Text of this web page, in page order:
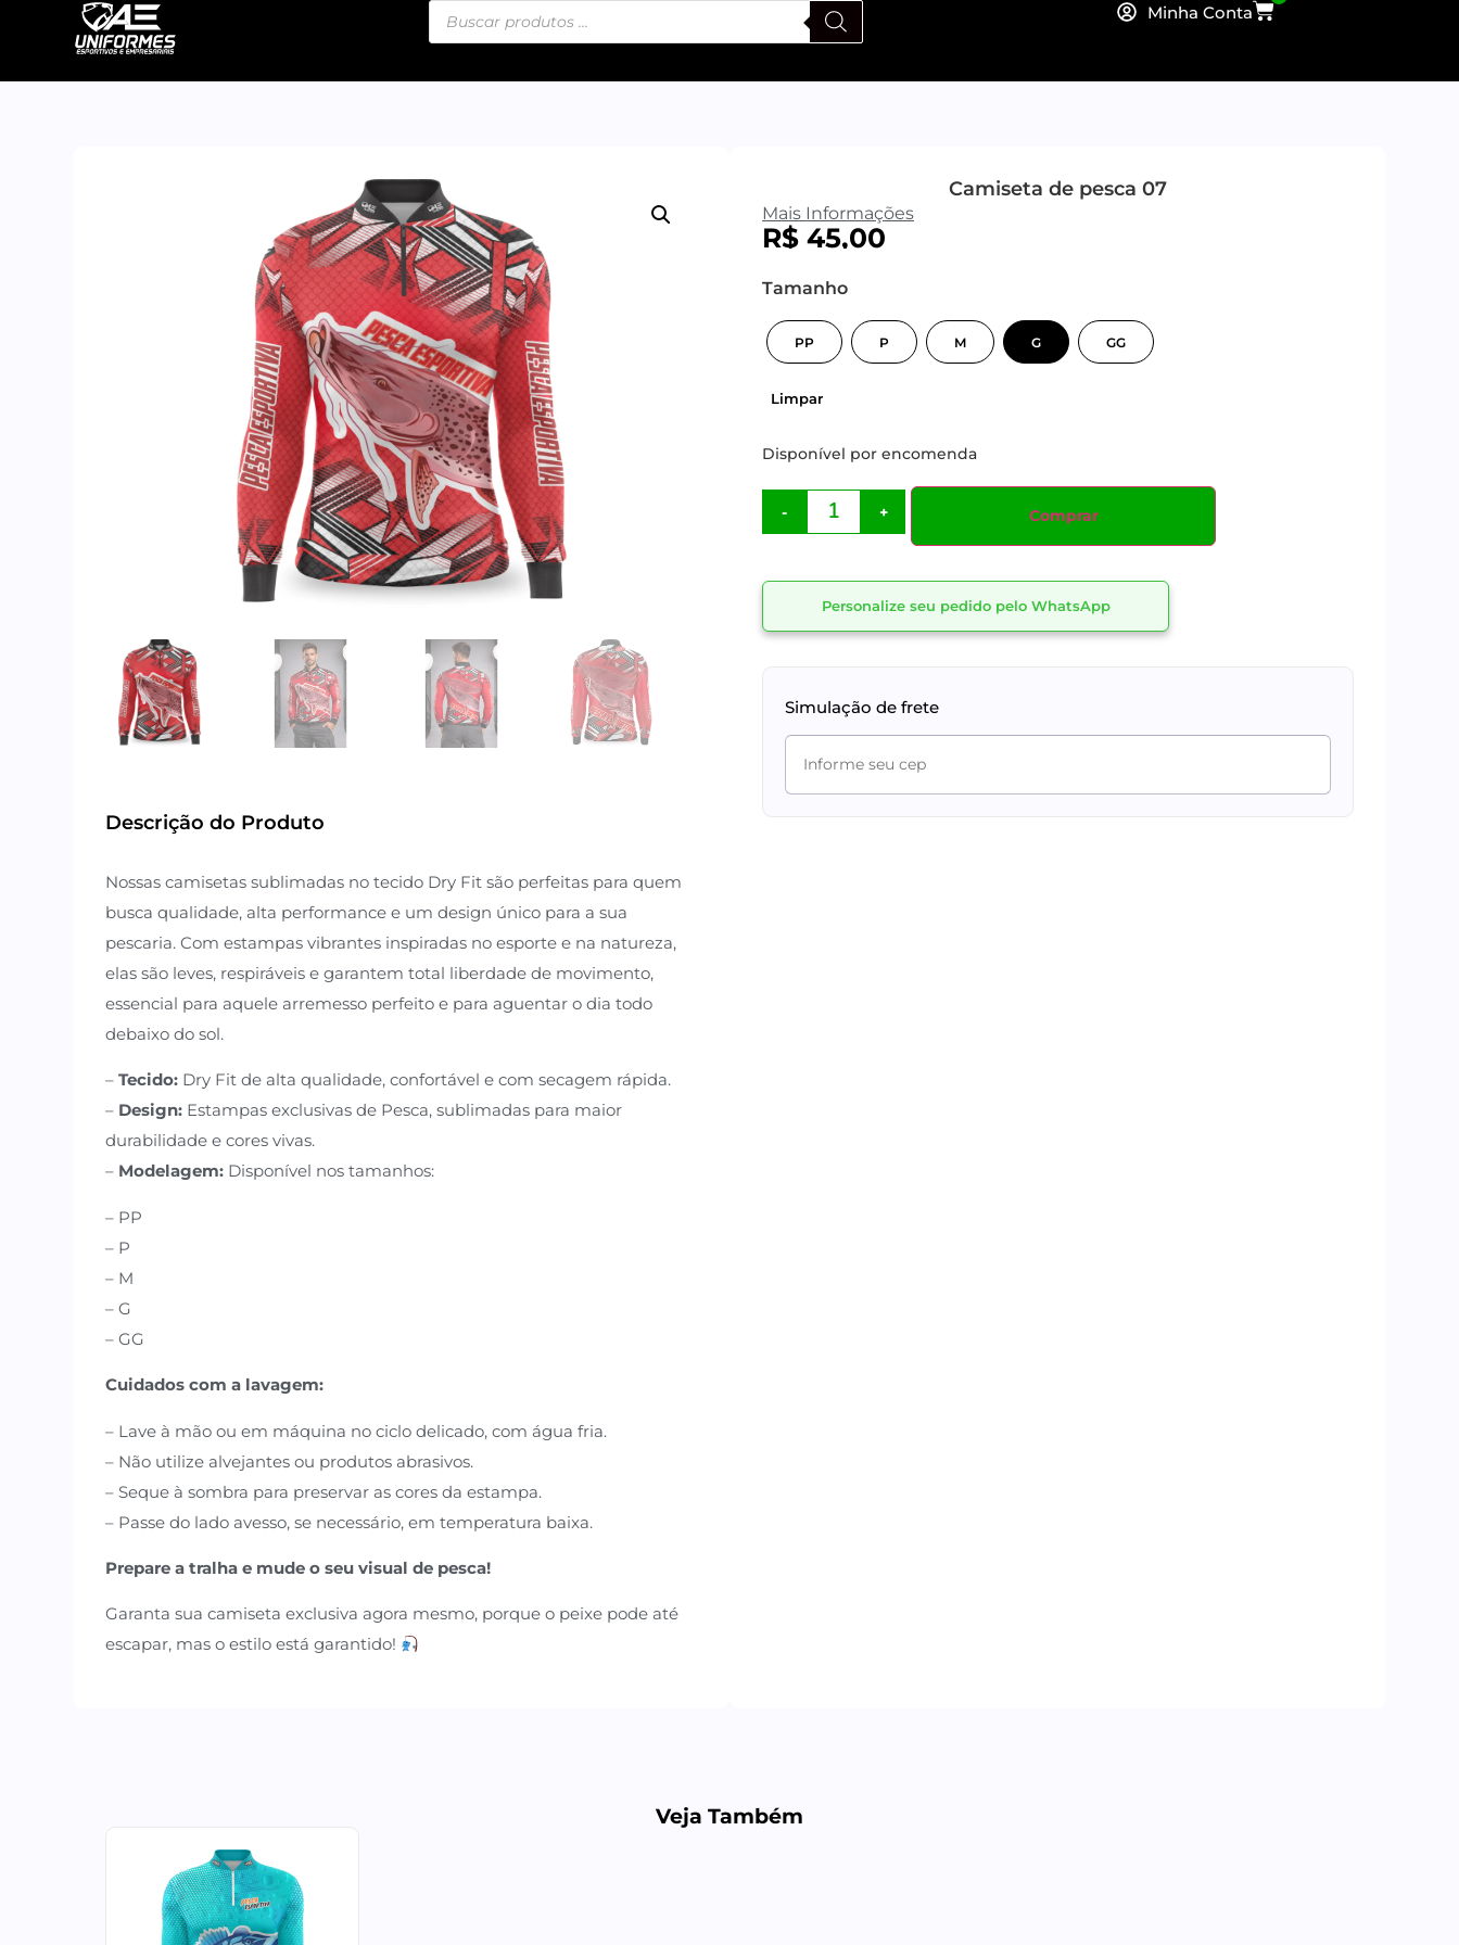
Minha Conta
Descrição do Produto
Nossas camisetas sublimadas no tecido Dry Fit são perfeitas para quem
busca qualidade, alta performance e um design único para a sua
pescaria. Com estampas vibrantes inspiradas no esporte e na natureza,
elas são leves, respiráveis e garantem total liberdade de movimento,
essencial para aquele arremesso perfeito e para aguentar o dia todo
debaixo do sol.
–Tecido: Dry Fit de alta qualidade, confortável e com secagem rápida.
– Design: Estampas exclusivas de Pesca, sublimadas para maior
durabilidade e cores vivas.
– Modelagem: Disponível nos tamanhos:
– PP
– P
– M
– G
– GG
Cuidados com a lavagem:
– Lave à mão ou em máquina no ciclo delicado, com água fria.
– Não utilize alvejantes ou produtos abrasivos.
– Seque à sombra para preservar as cores da estampa.
– Passe do lado avesso, se necessário, em temperatura baixa.
Prepare a tralha e mude o seu visual de pesca!
Garanta sua camiseta exclusiva agora mesmo, porque o peixe pode até
escapar, mas o estilo está garantido!
Camiseta de pesca 07
Mais Informações
R$ 45,00
Tamanho
PP P M G GG
Limpar
Disponível por encomenda
- + Comprar
Personalize seu pedido pelo WhatsApp
Simulação de frete
Veja Também